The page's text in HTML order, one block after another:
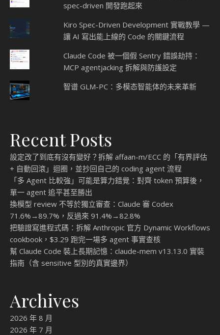
spec-driven 開發跑起來
Kiro Spec-Driven Development 實戰教學 —
讓 AI 寫出能上線的 Code 的關鍵流程
Claude Code 被一個假 Sentry 錯誤劫持：
MCP agentjacking 拆解與防護設定
智谱 GLM-PC：多模态智能体的未来革新
Recent Posts
設定改了到底有沒有變好？拆解 affaan-m/ECC 的「有界評估
+ 自動回滾」迴圈，並抄回自己的 coding agent 流程
「多 Agent 比較強」可能是算力錯覺：對齊 token 預算後，
單一 agent 追平甚至勝出
換模型 review 不等於獨立審查：Claude 審 Codex
71.6%→89.7%，反過來 91.4%→82.8%
把驗證寫進程式碼：拆解 Anthropic 官方 Dynamic Workflows
cookbook，$3.29 跑完一場多 agent 事實查核
幫 Claude Code 裝上長期記憶：claude-mem v13.13.0 實裝
指南（含 sensitive 型別的真實邊界）
Archives
2026 年 8 月
2026 年 7 月